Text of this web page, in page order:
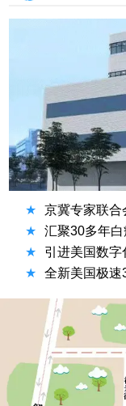
★ 京冀专家联合
★
汇聚30多年
★
引进美国数
★
全新美国极速